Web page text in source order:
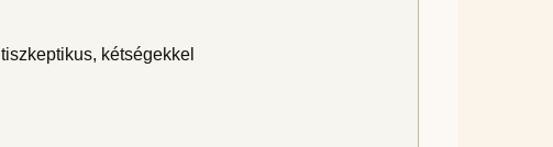
kétségekkel